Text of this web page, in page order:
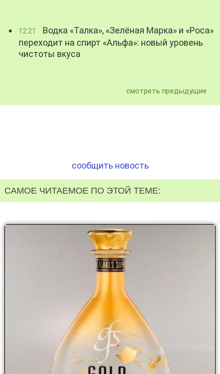
12:21
Водка «Талка», «Зелёная Марка» и «Роса»
переходит на спирт «Альфа»: новый уровень
чистоты вкуса
смотреть предыдущие
сообщить новость
САМОЕ ЧИТАЕМОЕ ПО ЭТОЙ ТЕМЕ: